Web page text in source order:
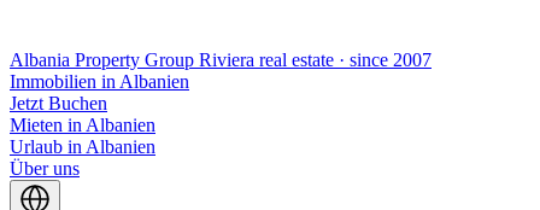
Albania Property Group Riviera real estate · since 2007
Immobilien in Albanien
Jetzt Buchen
Mieten in Albanien
Urlaub in Albanien
Über uns